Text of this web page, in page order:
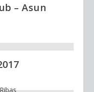
– Asun